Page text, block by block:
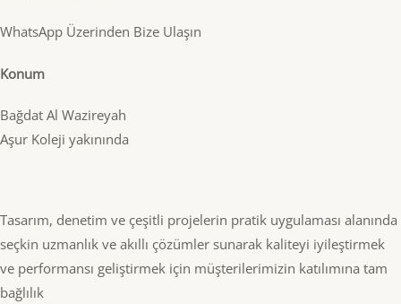
WhatsApp Üzerinden Bize Ulaşın
Konum
Bağdat Al Wazireyah
Aşur Koleji yakınında
Tasarım, denetim ve çeşitli projelerin pratik uygulaması alanında
seçkin uzmanlık ve akıllı çözümler sunarak kaliteyi iyileştirmek
ve performansı geliştirmek için müşterilerimizin katılımına tam
bağlılık